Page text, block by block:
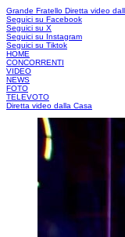
Grande Fratello Diretta video
Seguici su Facebook
Seguici su X
Seguici su Instagram
Seguici su Tiktok
HOME
CONCORRENTI
VIDEO
NEWS
FOTO
TELEVOTO
Diretta video dalla Casa